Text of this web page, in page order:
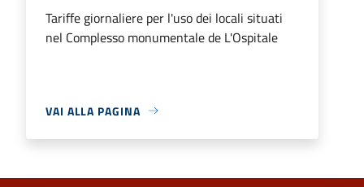
Tariffe giornaliere per l'uso dei locali situati
nel Complesso monumentale de L'Ospitale
VAI ALLA PAGINA